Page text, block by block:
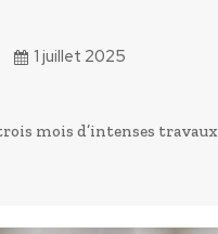
1 juillet 2025
trois mois d’intenses travaux